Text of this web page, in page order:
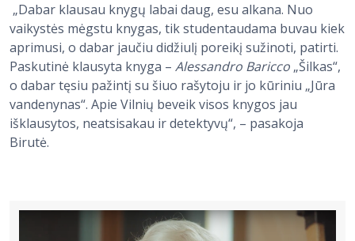
„Dabar klausau knygų labai daug, esu alkana. Nuo
vaikystės mėgstu knygas, tik studentaudama buvau kiek
aprimusi, o dabar jaučiu didžiulį poreikį sužinoti, patirti.
Paskutinė klausyta knyga – Alessandro Baricco„Šilkas“,
o dabar tęsiu pažintį su šiuo rašytoju ir jo kūriniu „Jūra
vandenynas“. Apie Vilnių beveik visos knygos jau
išklausytos, neatsisakau ir detektyvų“, – pasakoja
Birutė.